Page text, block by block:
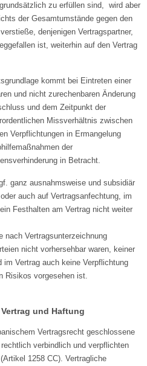
zu erfüllen sind, wird aber
der Gesamtumstände gegen den
denjenigen Vertragspartner,
ist, weiterhin auf den Vertrag
kommt bei Eintreten einer
und nicht zurechenbaren Änderung
und dem Zeitpunkt der
Missverhältnis zwischen
Verpflichtungen in Ermangelung
der
in Betracht.
ganz ausnahmsweise und subsidiär
auch auf Vertragsanfechtung, im
Festhalten am Vertrag nicht weiter
nach Vertragsunterzeichnung
nicht vorhersehbar waren, keiner
im Vertrag auch keine Verpflichtung
Risikos vorgesehen ist.
und Haftung
Vertragsrecht geschlossene
verbindlich und verpflichten
1258 CC). Vertragliche